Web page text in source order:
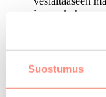
Suostumus
Kuntosaliin ja
kynnyksettömiä.
Lisätietoa